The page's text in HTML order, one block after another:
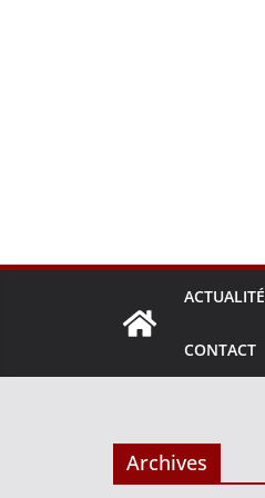
ACTUALITÉ
CONTACT
Archives